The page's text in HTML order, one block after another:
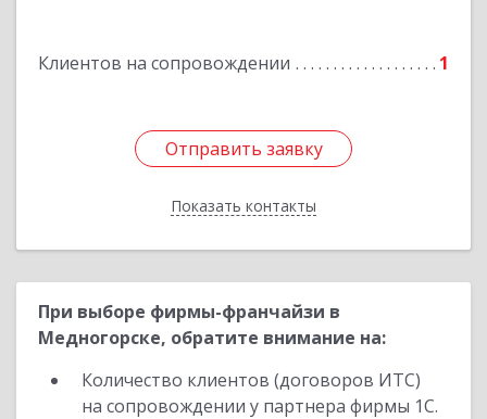
Клиентов на сопровождении 1
Отправить заявку
Показать контакты
Отправить заявку
Назад
При выборе фирмы-франчайзи в
Медногорске, обратите внимание на:
Количество клиентов (договоров ИТС)
на сопровождении у партнера фирмы 1С.